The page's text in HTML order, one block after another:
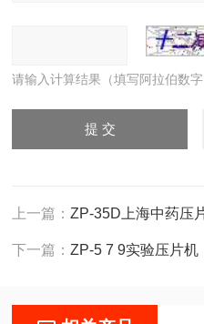
请输入计算结果（填写阿拉伯数
上一篇：ZP-35D上海中药压
下一篇：ZP-5 7 9实验压片机